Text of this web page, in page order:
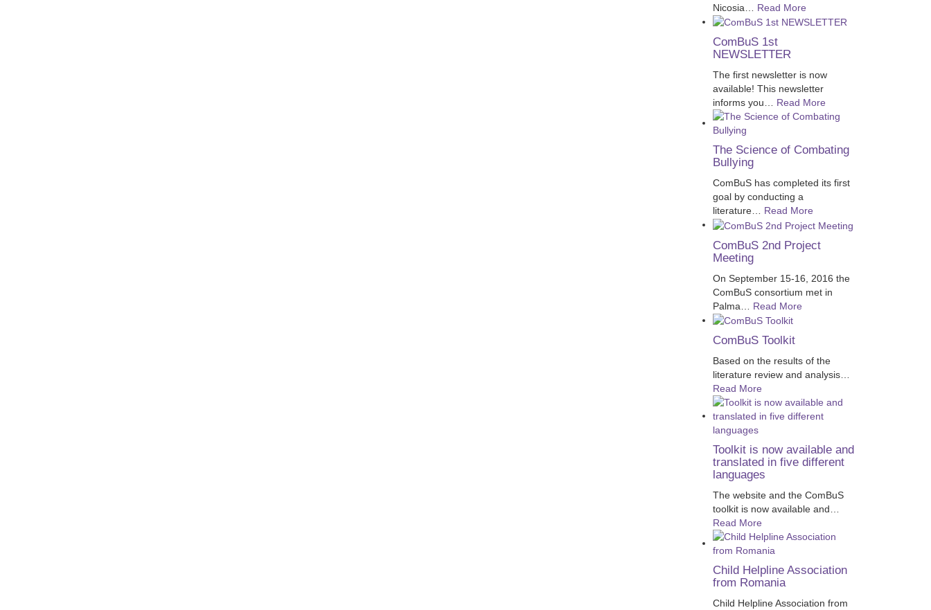
Nicosia
Read More
ComBuS 1st
NEWSLETTER
The first newsletter is now
available! This newsletter
informs you… Read More
The Science of Combating
Bullying
ComBuS has completed its first
goal by conducting a
literature… Read More
ComBuS 2nd Project
Meeting
On September 15-16, 2016 the
ComBuS consortium met in
Palma
Read More
ComBuS Toolkit
Based on the results of the
literature review and analysis…
Read More
Toolkit is now available and
translated in five different
languages
The website and the ComBuS
toolkit is now available and
Read More
Child Helpline Association
from Romania
Child Helpline Association from